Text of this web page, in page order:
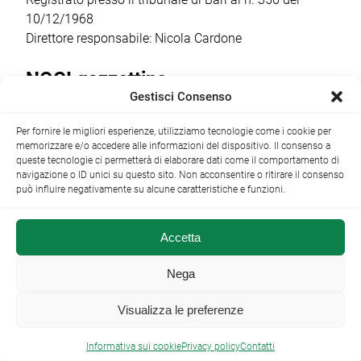
10/12/1968
Direttore responsabile: Nicola Cardone
NOCI gazzettino
+39 080 4979274|info@nocigazzettino.it Contatti|
Archivio
NOCI gazzettino.it ©2014 •
Gestisci Consenso
Per fornire le migliori esperienze, utilizziamo tecnologie come i cookie per
memorizzare e/o accedere alle informazioni del dispositivo. Il consenso a
queste tecnologie ci permetterà di elaborare dati come il comportamento di
navigazione o ID unici su questo sito. Non acconsentire o ritirare il consenso
può influire negativamente su alcune caratteristiche e funzioni.
Accetta
Nega
Visualizza le preferenze
Informativa sui cookiePrivacy policyContatti